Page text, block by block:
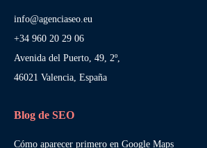
info@agenciaseo.eu
+34 960 20 29 06
Avenida del Puerto, 49, 2º,
46021 Valencia, España
Blog de SEO
Cómo aparecer primero en Google Maps